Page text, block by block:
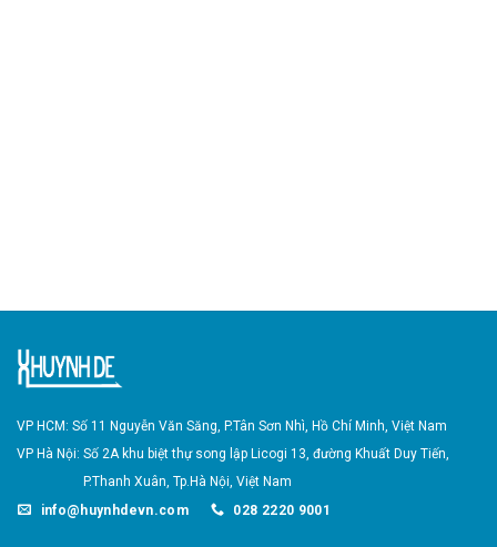
VP HCM: Số 11 Nguyễn Văn Săng, P.Tân Sơn Nhì, Hồ Chí Minh, Việt Nam
VP Hà Nội: Số 2A khu biệt thự song lập Licogi 13, đường Khuất Duy Tiến,
P.Thanh Xuân, Tp.Hà Nội, Việt Nam
info@huynhdevn.com
028 2220 9001